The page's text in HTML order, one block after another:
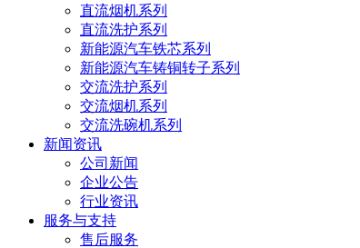
直流烟机系列
直流洗护系列
新能源汽车铁芯系列
新能源汽车铸铜转子系列
交流洗护系列
交流烟机系列
交流洗碗机系列
新闻资讯
公司新闻
企业公告
行业资讯
服务与支持
售后服务